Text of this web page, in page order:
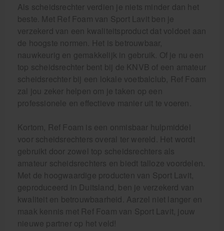
Als scheidsrechter verdien je niets minder dan het
beste. Met Ref Foam van Sport Lavit ben je
verzekerd van een kwaliteitsproduct dat voldoet aan
de hoogste normen. Het is betrouwbaar,
nauwkeurig en gemakkelijk in gebruik. Of je nu een
top scheidsrechter bent bij de KNVB of een amateur
scheidsrechter bij een lokale voetbalclub, Ref Foam
zal jou zeker helpen om je taken op een
professionele en effectieve manier uit te voeren.
Kortom, Ref Foam is een onmisbaar hulpmiddel
voor scheidsrechters overal ter wereld. Het wordt
gebruikt door zowel top scheidsrechters als
amateur scheidsrechters en biedt talloze voordelen.
Met de hoogwaardige producten van Sport Lavit,
geproduceerd in Duitsland, ben je verzekerd van
kwaliteit en betrouwbaarheid. Aarzel niet langer en
maak kennis met Ref Foam van Sport Lavit, jouw
nieuwe partner op het veld!